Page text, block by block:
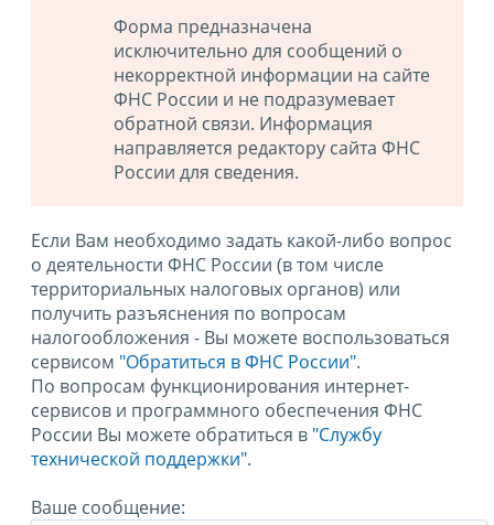
Форма предназначена
исключительно для сообщений о
некорректной информации на сайте
ФНС России и не подразумевает
обратной связи. Информация
направляется редактору сайта ФНС
России для сведения.
Если Вам необходимо задать какой-либо вопрос
о деятельности ФНС России (в том числе
территориальных налоговых органов) или
получить разъяснения по вопросам
налогообложения - Вы можете воспользоваться
сервисом "Обратиться в ФНС России".
По вопросам функционирования интернет-
сервисов и программного обеспечения ФНС
России Вы можете обратиться в "Службу
технической поддержки".
Ваше сообщение: